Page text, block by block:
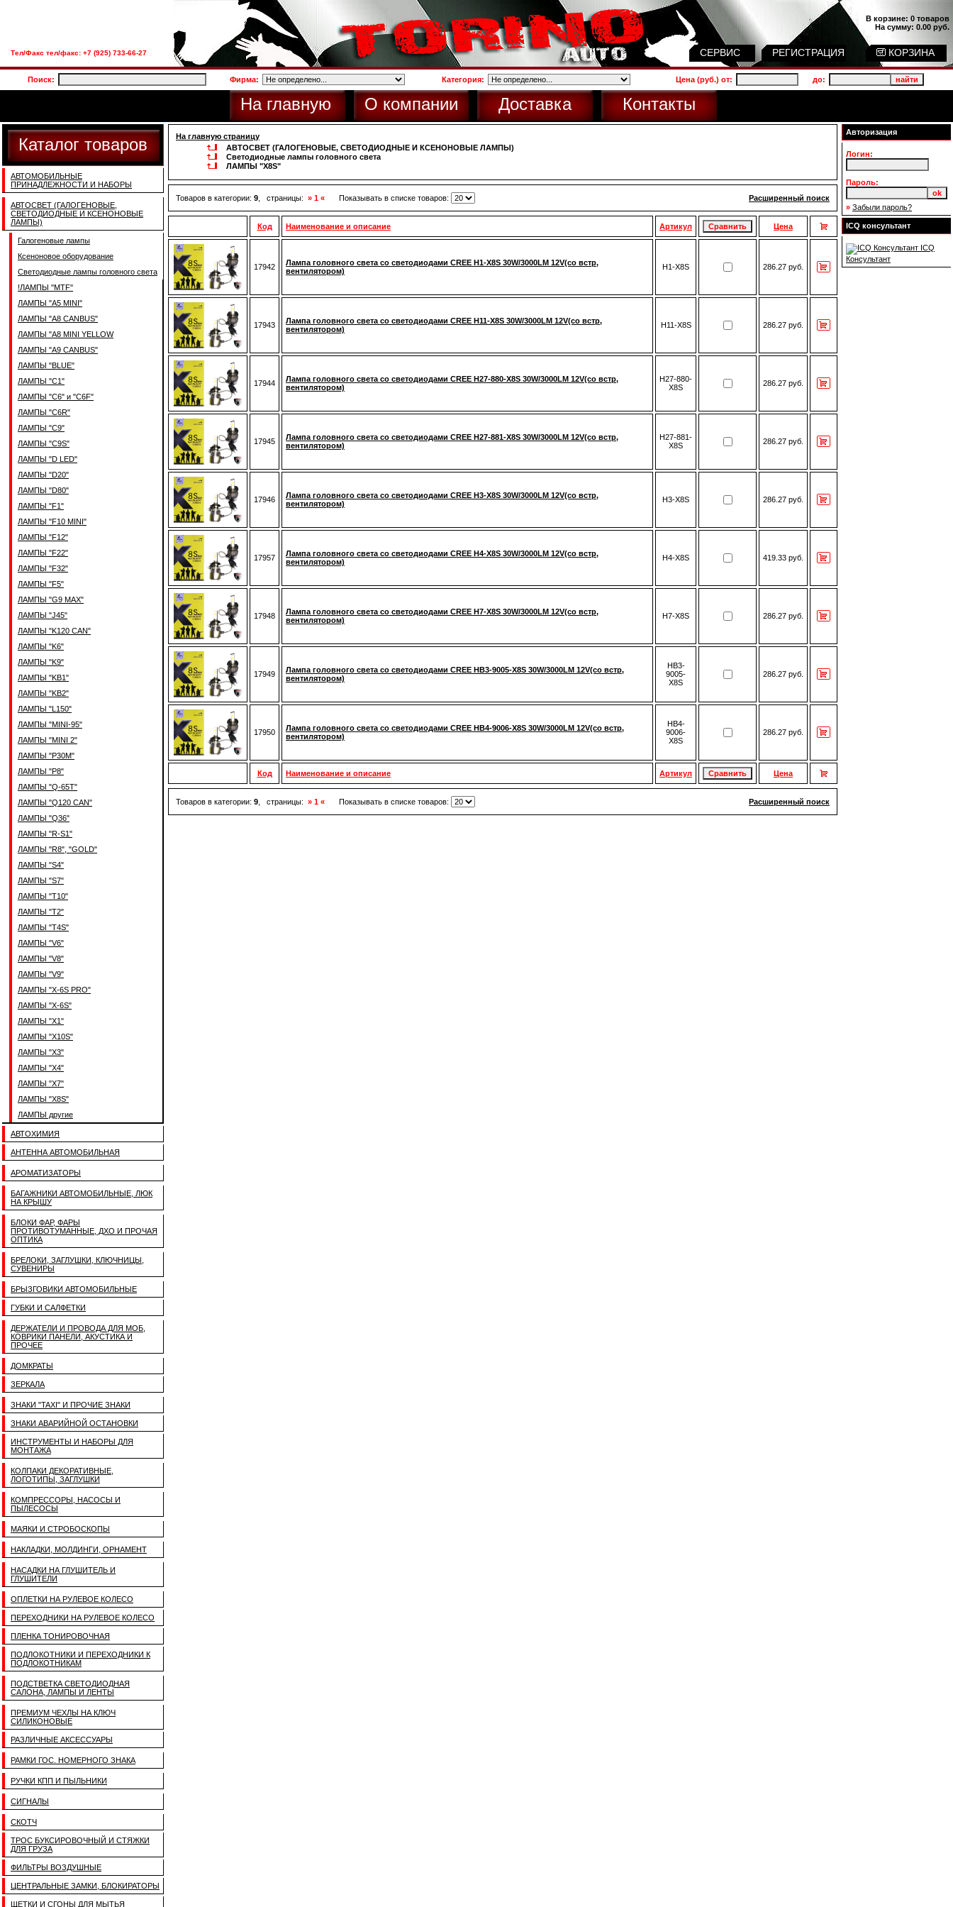
В корзине: 0 товаров
На сумму: 0.00 руб.
Тел/Факс тел/факс: +7 (925) 733-66-27 СЕРВИС РЕГИСТРАЦИЯ КОРЗИНА
Поиск: Фирма: Категория: Цена (руб.) от: до:
На главную О компании Доставка Контакты
Каталог товаров
АВТОМОБИЛЬНЫЕ
ПРИНАДЛЕЖНОСТИ И НАБОРЫ
АВТОСВЕТ (ГАЛОГЕНОВЫЕ,
СВЕТОДИОДНЫЕ И КСЕНОНОВЫЕ
ЛАМПЫ)
Галогеновые лампы
Ксеноновое оборудование
Светодиодные лампы головного света
!ЛАМПЫ ''MTF''
ЛАМПЫ "A5 MINI"
ЛАМПЫ "A8 CANBUS"
ЛАМПЫ "A8 MINI YELLOW
ЛАМПЫ "A9 CANBUS"
ЛАМПЫ "BLUE"
ЛАМПЫ "C1"
ЛАМПЫ "C6" и "C6F"
ЛАМПЫ "C6R"
ЛАМПЫ "C9"
ЛАМПЫ "C9S"
ЛАМПЫ "D LED"
ЛАМПЫ "D20"
ЛАМПЫ "D80"
ЛАМПЫ "F1"
ЛАМПЫ "F10 MINI"
ЛАМПЫ "F12"
ЛАМПЫ "F22"
ЛАМПЫ "F32"
ЛАМПЫ "F5"
ЛАМПЫ "G9 MAX"
ЛАМПЫ "J45"
ЛАМПЫ "K120 CAN"
ЛАМПЫ "K6"
ЛАМПЫ "K9"
ЛАМПЫ "KB1"
ЛАМПЫ "KB2"
ЛАМПЫ "L150"
ЛАМПЫ "MINI-95"
ЛАМПЫ "MINI 2"
ЛАМПЫ "P30M"
ЛАМПЫ "P8"
ЛАМПЫ "Q-65T"
ЛАМПЫ "Q120 CAN"
ЛАМПЫ "Q36"
ЛАМПЫ "R-S1"
ЛАМПЫ "R8", "GOLD"
ЛАМПЫ "S4"
ЛАМПЫ "S7"
ЛАМПЫ "T10"
ЛАМПЫ "T2"
ЛАМПЫ "T4S"
ЛАМПЫ "V6"
ЛАМПЫ "V8"
ЛАМПЫ "V9"
ЛАМПЫ "X-6S PRO"
ЛАМПЫ "X-6S"
ЛАМПЫ "X1"
ЛАМПЫ "X10S"
ЛАМПЫ "X3"
ЛАМПЫ "X4"
ЛАМПЫ "X7"
ЛАМПЫ "X8S"
ЛАМПЫ другие
АВТОХИМИЯ
АНТЕННА АВТОМОБИЛЬНАЯ
АРОМАТИЗАТОРЫ
БАГАЖНИКИ АВТОМОБИЛЬНЫЕ, ЛЮК
НА КРЫШУ
БЛОКИ ФАР, ФАРЫ
ПРОТИВОТУМАННЫЕ, ДХО И ПРОЧАЯ
ОПТИКА
БРЕЛОКИ, ЗАГЛУШКИ, КЛЮЧНИЦЫ,
СУВЕНИРЫ
БРЫЗГОВИКИ АВТОМОБИЛЬНЫЕ
ГУБКИ И САЛФЕТКИ
ДЕРЖАТЕЛИ И ПРОВОДА ДЛЯ МОБ,
КОВРИКИ ПАНЕЛИ, АКУСТИКА И
ПРОЧЕЕ
ДОМКРАТЫ
ЗЕРКАЛА
ЗНАКИ "TAXI" И ПРОЧИЕ ЗНАКИ
ЗНАКИ АВАРИЙНОЙ ОСТАНОВКИ
ИНСТРУМЕНТЫ И НАБОРЫ ДЛЯ
МОНТАЖА
КОЛПАКИ ДЕКОРАТИВНЫЕ,
ЛОГОТИПЫ, ЗАГЛУШКИ
КОМПРЕССОРЫ, НАСОСЫ И
ПЫЛЕСОСЫ
МАЯКИ И СТРОБОСКОПЫ
НАКЛАДКИ, МОЛДИНГИ, ОРНАМЕНТ
НАСАДКИ НА ГЛУШИТЕЛЬ И
ГЛУШИТЕЛИ
ОПЛЕТКИ НА РУЛЕВОЕ КОЛЕСО
ПЕРЕХОДНИКИ НА РУЛЕВОЕ КОЛЕСО
ПЛЕНКА ТОНИРОВОЧНАЯ
ПОДЛОКОТНИКИ И ПЕРЕХОДНИКИ К
ПОДЛОКОТНИКАМ
ПОДСТВЕТКА СВЕТОДИОДНАЯ
САЛОНА, ЛАМПЫ И ЛЕНТЫ
ПРЕМИУМ ЧЕХЛЫ НА КЛЮЧ
СИЛИКОНОВЫЕ
РАЗЛИЧНЫЕ АКСЕССУАРЫ
РАМКИ ГОС. НОМЕРНОГО ЗНАКА
РУЧКИ КПП И ПЫЛЬНИКИ
СИГНАЛЫ
СКОТЧ
ТРОС БУКСИРОВОЧНЫЙ И СТЯЖКИ
ДЛЯ ГРУЗА
ФИЛЬТРЫ ВОЗДУШНЫЕ
ЦЕНТРАЛЬНЫЕ ЗАМКИ, БЛОКИРАТОРЫ
ЩЕТКИ И СГОНЫ ДЛЯ МЫТЬЯ
На главную страницу
АВТОСВЕТ (ГАЛОГЕНОВЫЕ, СВЕТОДИОДНЫЕ И КСЕНОНОВЫЕ ЛАМПЫ)
Светодиодные лампы головного света
ЛАМПЫ "X8S"
Товаров в категории: 9 , страницы: » 1 « Показывать в списке товаров: Расширенный поиск
Код Наименование и описание Артикул Цена
17942
Лампа головного света со светодиодами CREE H1-X8S 30W/3000LM 12V(со встр,
вентилятором)
H1-X8S 286.27 руб.
17943
Лампа головного света со светодиодами CREE H11-X8S 30W/3000LM 12V(со встр,
вентилятором)
H11-X8S 286.27 руб.
17944
Лампа головного света со светодиодами CREE H27-880-X8S 30W/3000LM 12V(со встр,
вентилятором)
H27-880-
X8S
286.27 руб.
17945
Лампа головного света со светодиодами CREE H27-881-X8S 30W/3000LM 12V(со встр,
вентилятором)
H27-881-
X8S
286.27 руб.
17946
Лампа головного света со светодиодами CREE H3-X8S 30W/3000LM 12V(со встр,
вентилятором)
H3-X8S 286.27 руб.
17957
Лампа головного света со светодиодами CREE H4-X8S 30W/3000LM 12V(со встр,
вентилятором)
H4-X8S 419.33 руб.
17948
Лампа головного света со светодиодами CREE H7-X8S 30W/3000LM 12V(со встр,
вентилятором)
H7-X8S 286.27 руб.
17949
Лампа головного света со светодиодами CREE HB3-9005-X8S 30W/3000LM 12V(со встр,
вентилятором)
HB3-
9005-
X8S
286.27 руб.
17950
Лампа головного света со светодиодами CREE HB4-9006-X8S 30W/3000LM 12V(со встр,
вентилятором)
HB4-
9006-
X8S
286.27 руб.
Код Наименование и описание Артикул Цена
Товаров в категории: 9 , страницы: » 1 « Показывать в списке товаров: Расширенный поиск
Авторизация
Логин:
Пароль:
» Забыли пароль?
ICQ консультант
ICQ
Консультант